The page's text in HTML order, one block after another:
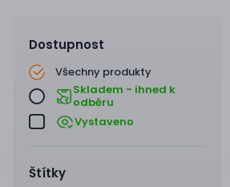
Dostupnost
Všechny produkty
Skladem - ihned k
odběru
Vystaveno
Štítky